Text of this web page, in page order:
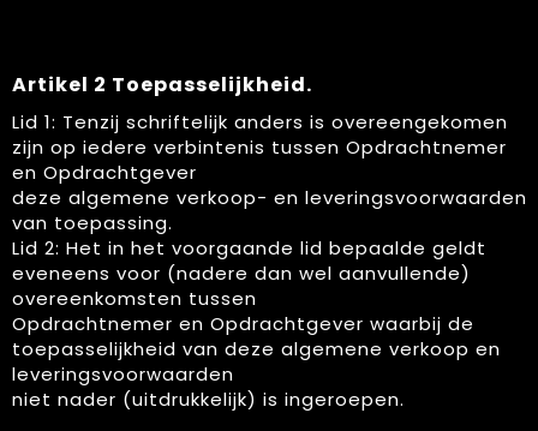
Snoepgoed
Spellen voor binnen en buiten
Themapakketten
Veiligheid, Auto en Fiets
Waterflesjes
Sportkleding
Vesten
Bedrijfskleding
Artikel 2 Toepasselijk​heid.
Lid 1: Tenzij schriftelijk anders is overeengekomen
zijn op iedere verbintenis tussen Opdrachtnemer
en Opdrachtgever
deze algemene verkoop- en leveringsvoorwaarden
van toepassing.
Lid 2: Het in het voorgaande lid bepaalde geldt
eveneens voor (nadere dan wel aanvullende)
overeenkomsten tussen
Opdrachtnemer en Opdrachtgever waarbij de
toepasselijkheid van deze algemene verkoop en
leveringsvoorwaarden
niet nader (uitdrukkelijk) is ingeroepen.